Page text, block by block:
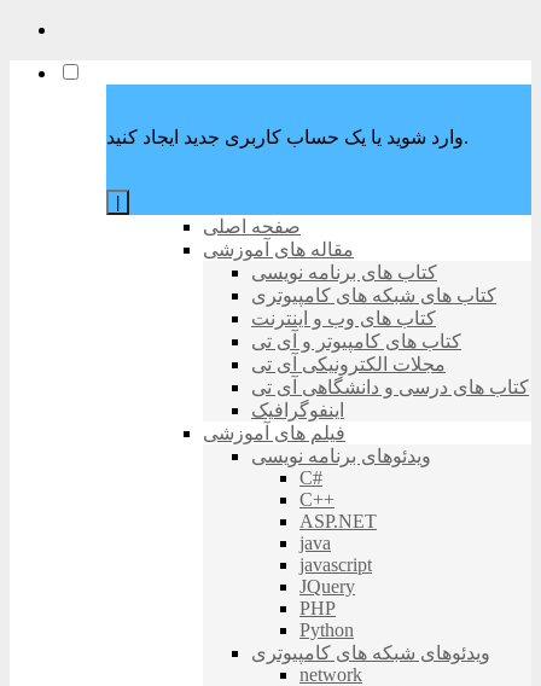
وارد شوید یا یک حساب کاربری جدید ایجاد کنید.
صفحه اصلی
مقاله های آموزشی
کتاب های برنامه نویسی
کتاب های شبکه های کامپیوتری
کتاب های وب و اینترنت
کتاب های کامپیوتر و آی تی
مجلات الکترونیکی آی تی
کتاب های درسی و دانشگاهی آی تی
اینفوگرافیک
فیلم های آموزشی
ویدئوهای برنامه نویسی
C#
C++
ASP.NET
java
javascript
JQuery
PHP
Python
ویدئوهای شبکه های کامپیوتری
network